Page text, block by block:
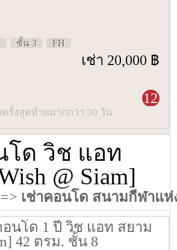
ชั้น 3 FH
เช่า 20,000 ฿
12
รั้งสุดท้ายมากกว่า 30 วัน
โด วิช แอท
@ Siam]
เช่าคอนโด สนามกีฬาแห่
อนโด 1 ปี วิช แอท สยาม
42 ตรม. ชั้น 8